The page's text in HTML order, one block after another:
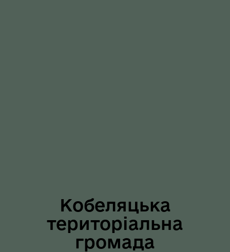
Кобеляцька
територіальна
громада